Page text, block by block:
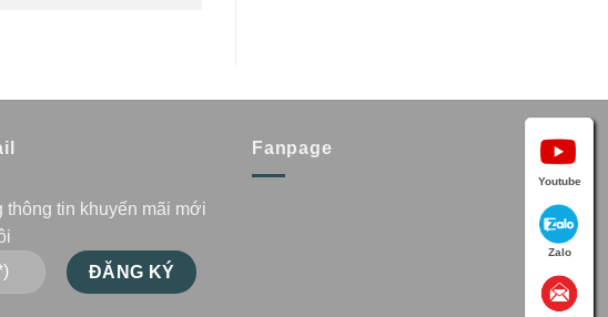
tin khuyến mãi mới
Fanpage
Youtube
Zalo